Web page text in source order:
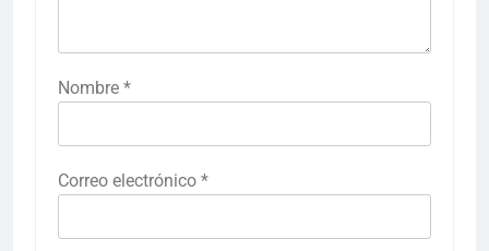
Nombre *
Correo electrónico *